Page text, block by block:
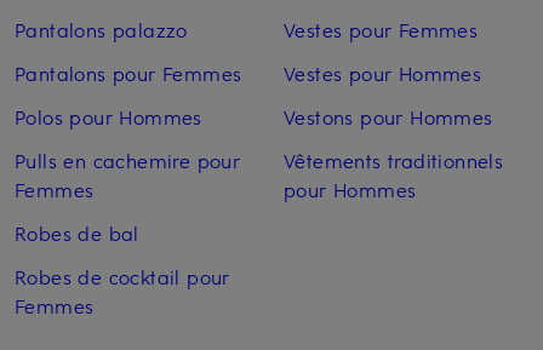
Pantalons palazzo
Pantalons pour Femmes
Polos pour Hommes
Pulls en cachemire pour
Femmes
Robes de bal
Robes de cocktail pour
Femmes
Vestes pour Femmes
Vestes pour Hommes
Vestons pour Hommes
Vêtements traditionnels
pour Hommes